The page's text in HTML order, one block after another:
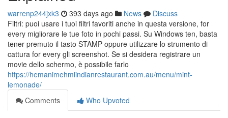
warrenp244jxk3 393 days ago News
Discuss
Filtri: puoi usare i tuoi filtri favoriti anche in questa versione, for
every migliorare le tue foto in pochi passi. Su Windows ten, basta
tener premuto il tasto STAMP oppure utilizzare lo strumento di
cattura for every gli screenshot. Se si desidera registrare un
movie dello schermo, è possibile farlo
https://hemanimehmiindianrestaurant.com.au/menu/mint-
lemonade/
Comments
Who Upvoted